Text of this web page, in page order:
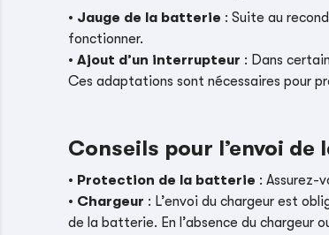
• Jauge de la batterie : Suite au
fonctionner.
•Ajout d’un interrupteur : Dans
Ces adaptations sont nécessaires pour
Conseils pour l’envoi de
• Protection de la batterie : Assurez-
• Chargeur : L’envoi du chargeur est
de la batterie. En l’absence du